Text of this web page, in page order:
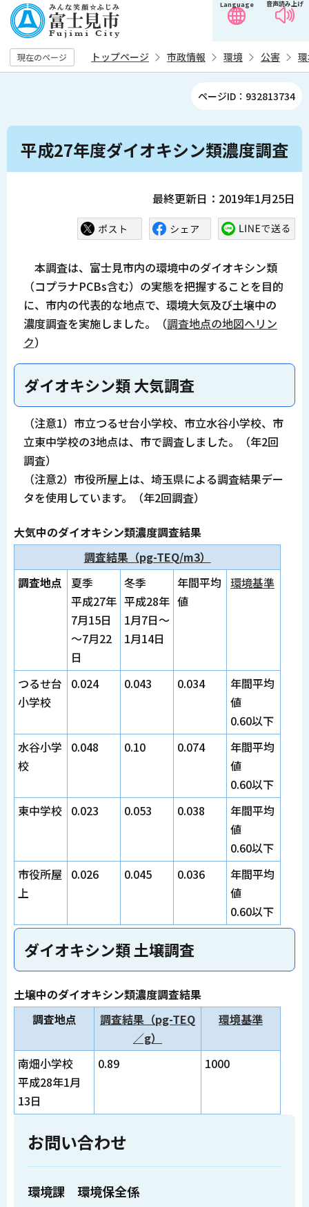
の
ペ
ー
す
音声読み上げ
Language
現在のページ トップページ 市政情報 環境 公害
ページID：932813734
本
平成27年度ダイオキシン類濃度調査
最終更新日：2019年1月25日
本調査は、富士見市内の環境中のダイオキシン類
（コプラナPCBs含む）の実態を把握することを目的
に、市内の代表的な地点で、環境大気及び土壌中の
濃度調査を実施しました。（調査地点の地図へリン
ク）
ダイオキシン類 大気調査
（注意1）市立つるせ台小学校、市立水谷小学校、市
立東中学校の3地点は、市で調査しました。（年2回
調査）
（注意2）市役所屋上は、埼玉県による調査結果デー
タを使用しています。（年2回調査）
大気中のダイオキシン類濃度調査結果
調査結果（pg-TEQ/m3）
調査地点
夏季
平成27年
7月15日
～7月22
日
冬季
平成28年
1月7日～
1月14日
年間平均
値
環境基準
つるせ台
小学校
0.024 0.043 0.034
年間平均
値
0.60以下
水谷小学
校
0.048 0.10 0.074
年間平均
値
0.60以下
東中学校 0.023 0.053 0.038
年間平均
値
0.60以下
市役所屋
上
0.026 0.045 0.036
年間平均
値
0.60以下
ダイオキシン類 土壌調査
土壌中のダイオキシン類濃度調査結果
調査地点
調査結果（pg-TEQ
／g）
環境基準
南畑小学校
平成28年1月
13日
0.89 1000
お問い合わせ
環境課 環境保全係